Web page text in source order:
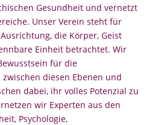
Gesundheit und vernetzt
Unser Verein steht für
die Körper, Geist
Einheit betrachtet. Wir
für die
diesen Ebenen und
dabei, ihr volles Potenzial zu
wir Experten aus den
Psychologie,